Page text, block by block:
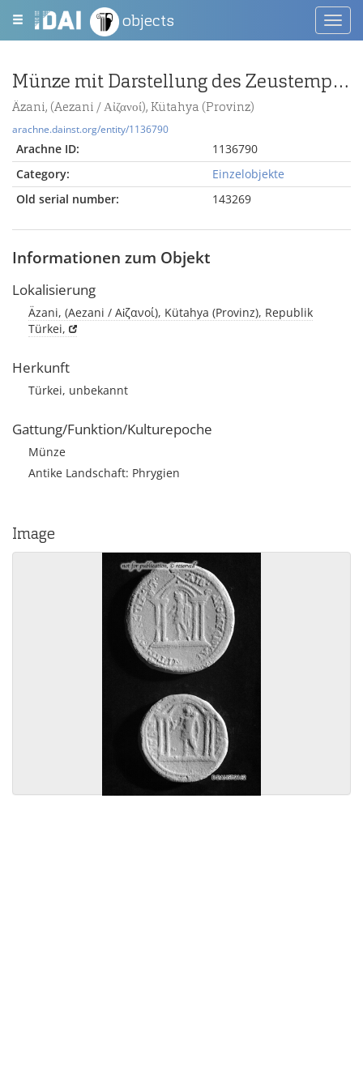
objects
Münze mit Darstellung des Zeustempels mit Kultbild
Äzani, (Aezani / Αἰζανοί), Kütahya (Provinz)
arachne.dainst.org/entity/1136790
Arachne ID:
1136790
Category:
Einzelobjekte
Old serial number:
143269
Informationen zum Objekt
Lokalisierung
Äzani, (Aezani / Αἰζανοί), Kütahya (Provinz), Republik
Türkei,
Herkunft
Türkei, unbekannt
Gattung/Funktion/Kulturepoche
Münze
Antike Landschaft: Phrygien
Image